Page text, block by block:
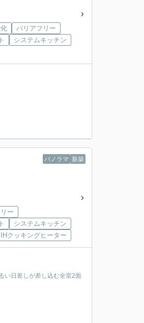
バリアフリー
システムキッチン
パノラマ 新築
ー
システムキッチン
IHクッキングヒーター
い日差しが差し込む全室2面